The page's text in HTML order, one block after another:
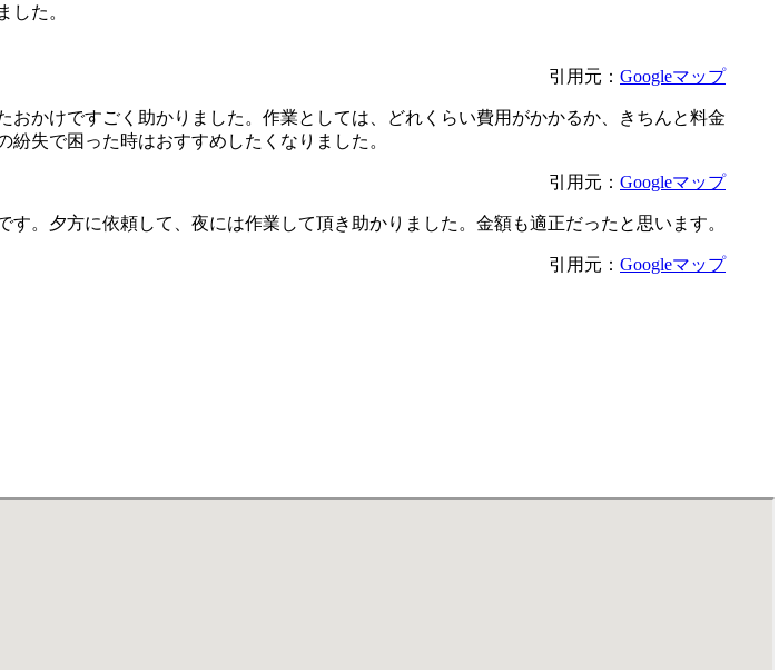
した。
引用元： Googleマップ
かけですごく助かりました。作業としては、どれくらい費用がかかるか、きちんと料金
失で困った時はおすすめしたくなりました。
引用元： Googleマップ
。夕方に依頼して、夜には作業して頂き助かりました。金額も適正だったと思います。
引用元： Googleマップ